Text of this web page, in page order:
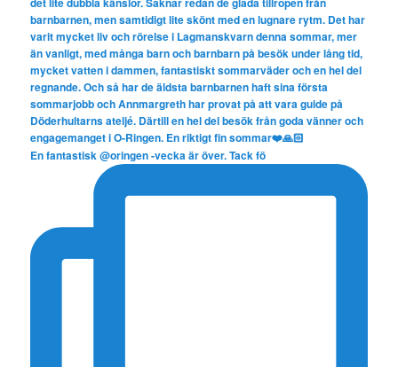
En fantastisk @oringen -vecka är över. Tack fö